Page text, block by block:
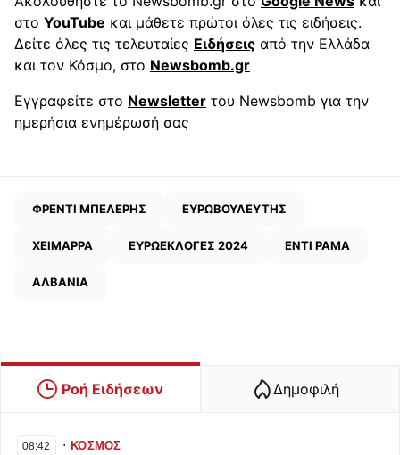
στο YouTube και μάθετε πρώτοι όλες τις ειδήσεις.
Δείτε όλες τις τελευταίες Ειδήσεις από την Ελλάδα
και τον Κόσμο, στο Newsbomb.gr
Εγγραφείτε στο Newsletter του Newsbomb για την
ημερήσια ενημέρωσή σας
ΦΡΕΝΤΙ ΜΠΕΛΕΡΗΣ ΕΥΡΩΒΟΥΛΕΥΤΗΣ
ΧΕΙΜΑΡΡΑ ΕΥΡΩΕΚΛΟΓΕΣ 2024 ΕΝΤΙ ΡΑΜΑ
ΑΛΒΑΝΙΑ
Ροή Ειδήσεων Δημοφιλή
08:42 ∙ΚΟΣΜΟΣ